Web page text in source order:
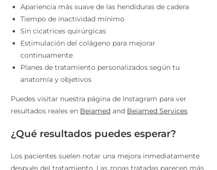
Apariencia más suave de las hendiduras de cadera
Tiempo de inactividad mínimo
Sin cicatrices quirúrgicas
Estimulación del colágeno para mejorar
continuamente
Planes de tratamiento personalizados según tu
anatomía y objetivos
Puedes visitar nuestra página de Instagram para ver
resultados reales en Beiamed and Beiamed Services
¿Qué resultados puedes esperar?
Los pacientes suelen notar una mejora inmediatamente
después del tratamiento. Las zonas tratadas parecen más